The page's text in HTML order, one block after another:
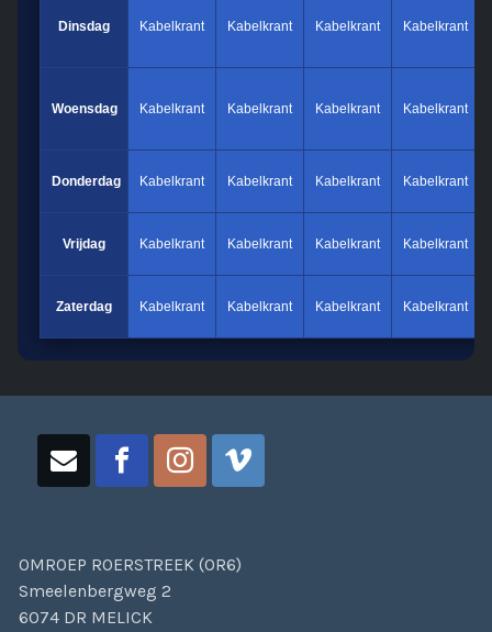
Dinsdag Kabelkrant Kabelkrant Kabelkrant Kabelkrant
Woensdag Kabelkrant Kabelkrant Kabelkrant Kabelkrant
Donderdag Kabelkrant Kabelkrant Kabelkrant Kabelkrant
Vrijdag Kabelkrant Kabelkrant Kabelkrant Kabelkrant
Zaterdag Kabelkrant Kabelkrant Kabelkrant Kabelkrant
OMROEP ROERSTREEK (OR6)
Smeelenbergweg 2
6074 DR MELICK